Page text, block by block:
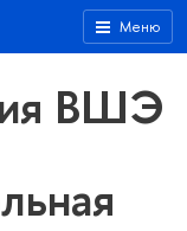
Меню
ВШЭ